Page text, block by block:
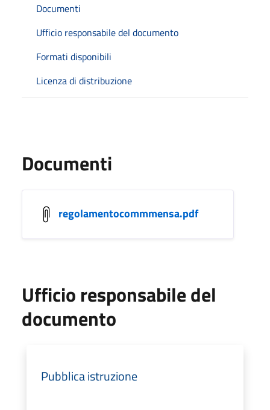
Documenti
Ufficio responsabile del documento
Formati disponibili
Licenza di distribuzione
Documenti
regolamentocommmensa.pdf
Ufficio responsabile del
documento
Pubblica istruzione